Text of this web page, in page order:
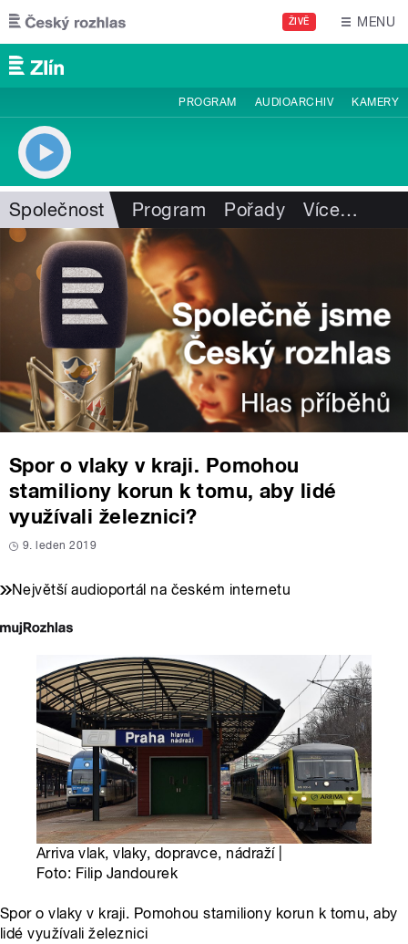
Přejít k hlavnímu obsahu
ŽIVĚ MENU
PROGRAM AUDIOARCHIV KAMERY
Společnost Program Pořady Více…
Spor o vlaky v kraji. Pomohou
stamiliony korun k tomu, aby lidé
využívali železnici?
9. leden 2019
Největší audioportál na českém internetu
Arriva vlak, vlaky, dopravce, nádraží |
Foto: Filip Jandourek
Spor o vlaky v kraji. Pomohou stamiliony korun k tomu, aby
lidé využívali železnici